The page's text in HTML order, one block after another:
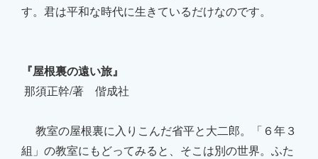
す。君は平和な時代に生きているだけなのです。
『屋根裏の遠い旅』
那須正幹/著 偕成社
教室の屋根裏に入りこんだ省平と大二郎。「６年３
組」の教室にもどってみると、そこは別の世界。ふた